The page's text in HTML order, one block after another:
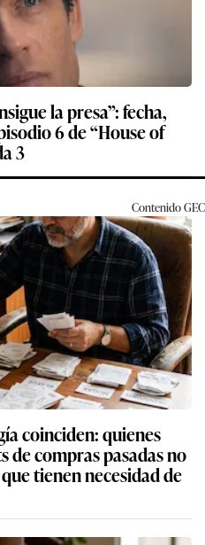
la presa”: fecha,
6 de “House of
3
ContenidoGEC
coinciden: quienes
de compras pasadas no
tienen necesidad de